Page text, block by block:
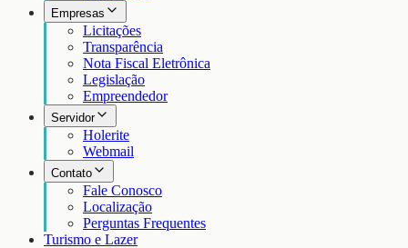
Empresas
Licitações
Transparência
Nota Fiscal Eletrônica
Legislação
Empreendedor
Servidor
Holerite
Webmail
Contato
Fale Conosco
Localização
Perguntas Frequentes
Turismo e Lazer